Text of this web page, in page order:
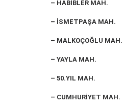
– HABİBLER MAH.
– İSMETPAŞA MAH.
– MALKOÇOĞLU MAH.
– YAYLA MAH.
– 50.YIL MAH.
– CUMHURİYET MAH.